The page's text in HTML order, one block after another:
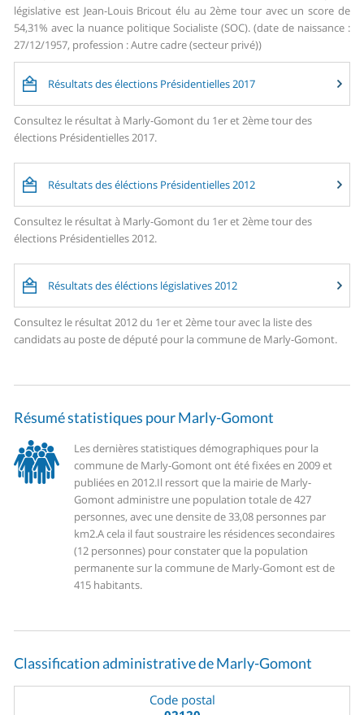
législative est Jean-Louis Bricout élu au 2ème tour avec un score de
54,31% avec la nuance politique Socialiste (SOC). (date de naissance :
27/12/1957, profession : Autre cadre (secteur privé))
Résultats des élections Présidentielles 2017
Consultez le résultat à Marly-Gomont du 1er et 2ème tour des
élections Présidentielles 2017.
Résultats des éléctions Présidentielles 2012
Consultez le résultat à Marly-Gomont du 1er et 2ème tour des
élections Présidentielles 2012.
Résultats des éléctions législatives 2012
Consultez le résultat 2012 du 1er et 2ème tour avec la liste des
candidats au poste de député pour la commune de Marly-Gomont.
Résumé statistiques pour Marly-Gomont
Les dernières statistiques démographiques pour la
commune de Marly-Gomont ont été fixées en 2009 et
publiées en 2012.Il ressort que la mairie de Marly-
Gomont administre une population totale de 427
personnes, avec une densite de 33,08 personnes par
km2.A cela il faut soustraire les résidences secondaires
(12 personnes) pour constater que la population
permanente sur la commune de Marly-Gomont est de
415 habitants.
Classification administrative de Marly-Gomont
Code postal